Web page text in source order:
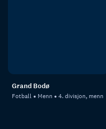
Grand Bodø
Fotball Menn 4. divisjon, menn